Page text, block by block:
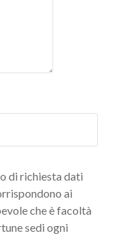
di richiesta dati
ai
che è facoltà
sedi ogni